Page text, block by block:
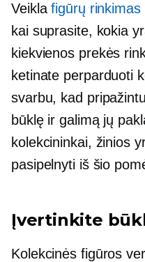
Veiklafigūrų
kai suprasite, kokia
kiekvienos prekės
ketinate perparduoti
svarbu, kad
būklę ir galimą jų
kolekcininkai, žinios
pasipelnyti iš šio
Įvertinkite
Kolekcinės figūros